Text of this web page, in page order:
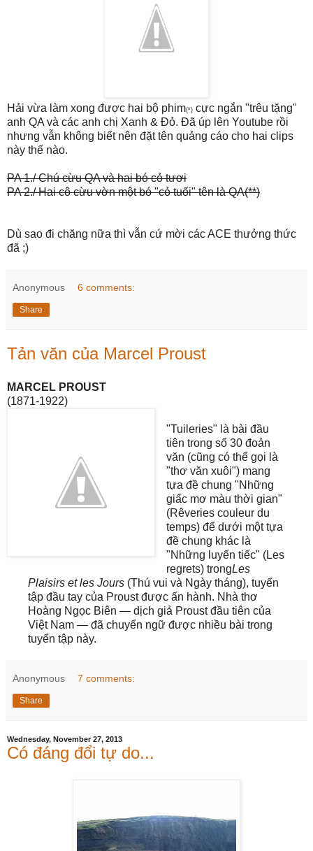
Hải vừa làm xong được hai bộ phim(*) cực ngắn "trêu tặng"
anh QA và các anh chị Xanh & Đỏ. Đã úp lên Youtube rồi
nhưng vẫn không biết nên đặt tên quảng cáo cho hai clips
này thế nào.
PA 1./ Chú cừu QA và hai bó cỏ tươi
PA 2./ Hai cô cừu vờn một bó "cỏ tuối" tên là QA(**)
Dù sao đi chăng nữa thì vẫn cứ mời các ACE thưởng thức
đã ;)
Anonymous 6 comments:
Share
Tản văn của Marcel Proust
MARCEL PROUST
(1871-1922)
"Tuileries" là bài đầu
tiên trong số 30 đoản
văn (cũng có thể gọi là
"thơ văn xuôi") mang
tựa đề chung "Những
giấc mơ màu thời gian"
(Rêveries couleur du
temps) để dưới một tựa
đề chung khác là
"Những luyến tiếc" (Les
regrets) trongLes
Plaisirs et les Jours (Thú vui và Ngày tháng), tuyển
tập đầu tay của Proust được ấn hành. Nhà thơ
Hoàng Ngọc Biên — dịch giả Proust đầu tiên của
Việt Nam — đã chuyển ngữ được nhiều bài trong
tuyển tập này.
Anonymous 7 comments:
Share
Wednesday, November 27, 2013
Có đáng đổi tự do...